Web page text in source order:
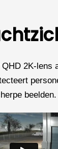
2K-
beelden.